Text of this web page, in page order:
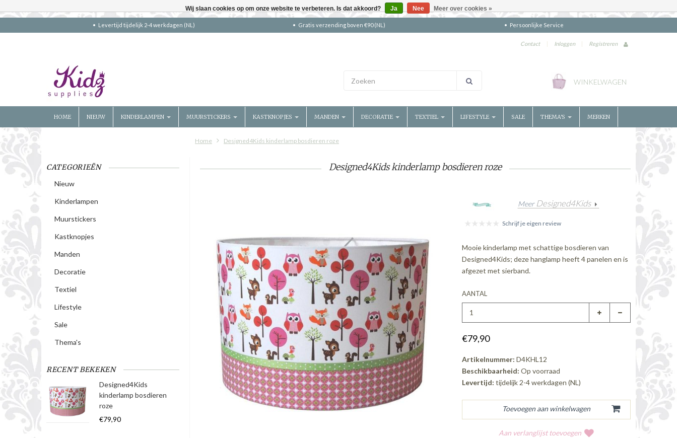
Levertijd tijdelijk 2-4 werkdagen (NL) Gratis verzending boven €90 (NL) Persoonlijke Service
Contact | Inloggen | Registreren
WINKELWAGEN
HOME NIEUW KINDERLAMPEN MUURSTICKERS KASTKNOPJES MANDEN DECORATIE TEXTIEL LIFESTYLE SALE THEMA'S MERKEN
Home Designed4Kids kinderlamp bosdieren roze
CATEGORIEËN
Nieuw
Kinderlampen
Muurstickers
Kastknopjes
Manden
Decoratie
Textiel
Lifestyle
Sale
Thema's
RECENT BEKEKEN
Designed4Kids
kinderlamp bosdieren
roze
€79,90
Designed4Kids kinderlamp bosdieren roze
Meer Designed4Kids
Schrijf je eigen review
Mooie kinderlamp met schattige bosdieren van
Designed4Kids; deze hanglamp heeft 4 panelen en is
afgezet met sierband.
AANTAL
€79,90
Artikelnummer: D4KHL12
Beschikbaarheid: Op voorraad
Levertijd: tijdelijk 2-4 werkdagen (NL)
Aan verlanglijst toevoegen
Wij slaan cookies op om onze website te verbeteren. Is dat akkoord? Ja Nee Meer over cookies »